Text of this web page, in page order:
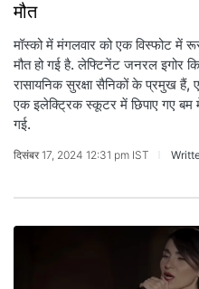
मौत
मॉस्को में मंगलवार को एक विस्फोट
मौत हो गई है. लेफ्टिनेंट जनरल इगोर
रासायनिक सुरक्षा सैनिकों के प्रमुख
एक इलेक्ट्रिक स्कूटर में छिपाए गए बम
गई.
दिसंबर 17, 2024 12:31 pm IST